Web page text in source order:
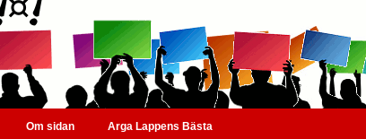
Om sidan Arga Lappens Bästa